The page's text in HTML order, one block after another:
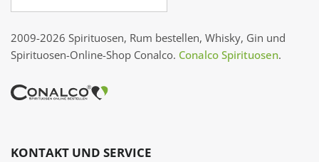
2009-2026 Spirituosen, Rum bestellen, Whisky, Gin und
Spirituosen-Online-Shop Conalco. Conalco Spirituosen.
KONTAKT UND SERVICE